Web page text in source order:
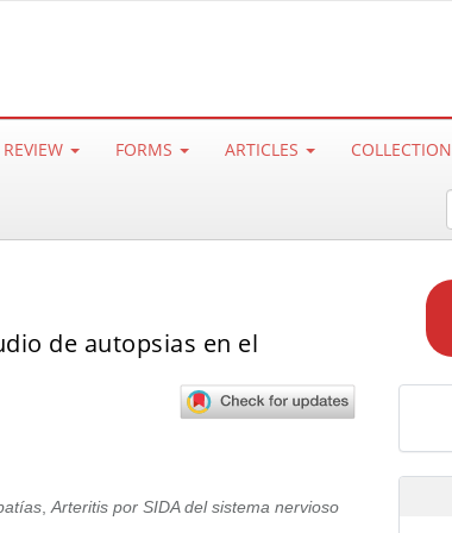
REVIEW FORMS ARTICLES
de autopsias en el
,Arteritis por SIDA del sistema nervioso
a